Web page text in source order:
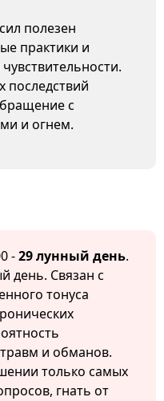
полезен
практики и
последствий
с
и огнем.
-29 лунный день.
день. Связан с
тонуса
и обманов.
только самых
гнать от